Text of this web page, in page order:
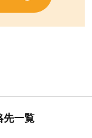
先一覧